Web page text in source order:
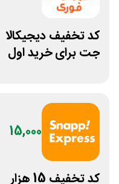
کد تخفیف دیجیکالا
جت برای خرید اول
15,000
کد تخفیف 15 هزار